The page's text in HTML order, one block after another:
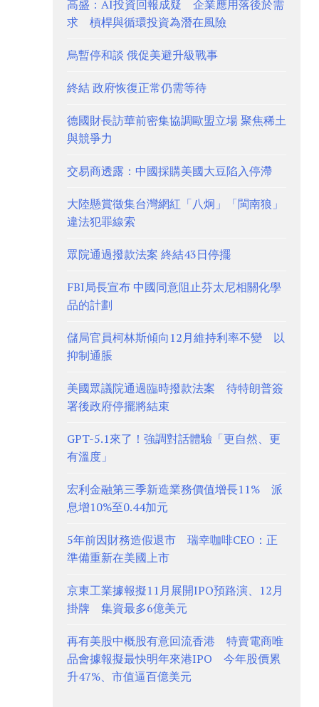
高盛：AI投資回報成疑 企業應用落後於需
求 槓桿與循環投資為潛在風險
烏暫停和談 俄促美避升級戰事
終結 政府恢復正常仍需等待
德國財長訪華前密集協調歐盟立場 聚焦稀土
與競爭力
交易商透露：中國採購美國大豆陷入停滯
大陸懸賞徵集台灣網紅「八炯」「閩南狼」
違法犯罪線索
眾院通過撥款法案 終結43日停擺
FBI局長宣布 中國同意阻止芬太尼相關化學
品的計劃
儲局官員柯林斯傾向12月維持利率不變 以
抑制通脹
美國眾議院通過臨時撥款法案 待特朗普簽
署後政府停擺將結束
GPT-5.1來了！強調對話體驗「更自然、更
有溫度」
宏利金融第三季新造業務價值增長11% 派
息增10%至0.44加元
5年前因財務造假退市 瑞幸咖啡CEO：正
準備重新在美國上市
京東工業據報擬11月展開IPO預路演、12月
掛牌 集資最多6億美元
再有美股中概股有意回流香港 特賣電商唯
品會據報擬最快明年來港IPO 今年股價累
升47%、市值逼百億美元